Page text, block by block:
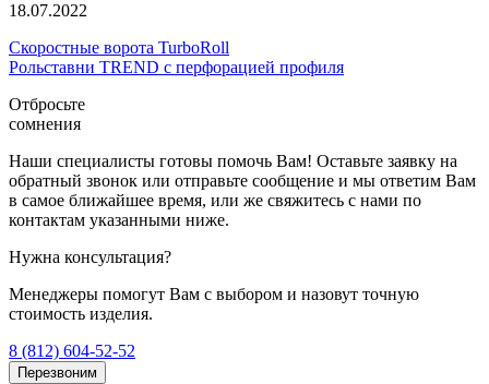
18.07.2022
Скоростные ворота TurboRoll
Рольставни TREND с перфорацией профиля
Отбросьте
сомнения
Наши специалисты готовы помочь Вам! Оставьте заявку на
обратный звонок или отправьте сообщение и мы ответим Вам
в самое ближайшее время, или же свяжитесь с нами по
контактам указанными ниже.
Нужна консультация?
Менеджеры помогут Вам с выбором и назовут точную
стоимость изделия.
8 (812) 604-52-52
Перезвоним